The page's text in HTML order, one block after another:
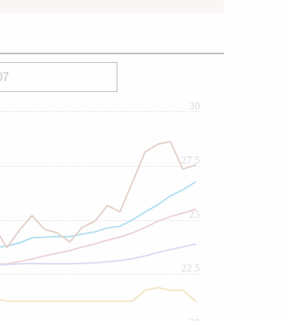
22.5
25
27.5
30